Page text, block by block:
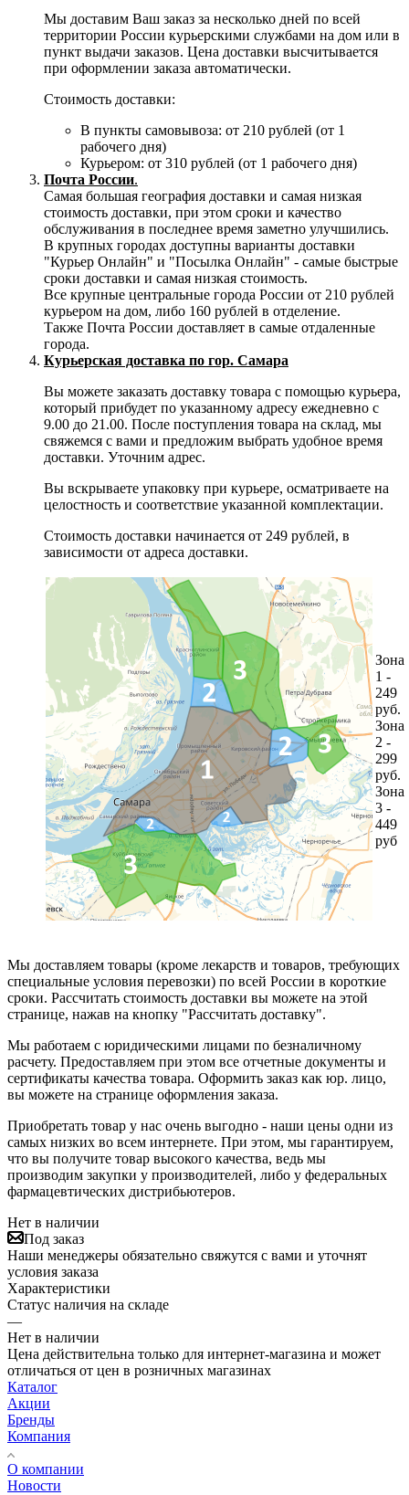
Мы доставим Ваш заказ за несколько дней по всей
территории России курьерскими службами на дом или в
пункт выдачи заказов. Цена доставки высчитывается
при оформлении заказа автоматически.
Стоимость доставки:
В пункты самовывоза: от 210 рублей (от 1
рабочего дня)
Курьером: от 310 рублей (от 1 рабочего дня)
Почта России.
Самая большая география доставки и самая низкая
стоимость доставки, при этом сроки и качество
обслуживания в последнее время заметно улучшились.
В крупных городах доступны варианты доставки
"Курьер Онлайн" и "Посылка Онлайн" - самые быстрые
сроки доставки и самая низкая стоимость.
Все крупные центральные города России от 210 рублей
курьером на дом, либо 160 рублей в отделение.
Также Почта России доставляет в самые отдаленные
города.
Курьерская доставка по гор. Самара
Вы можете заказать доставку товара с помощью курьера,
который прибудет по указанному адресу ежедневно с
9.00 до 21.00. После поступления товара на склад, мы
свяжемся с вами и предложим выбрать удобное время
доставки. Уточним адрес.
Вы вскрываете упаковку при курьере, осматриваете на
целостность и соответствие указанной комплектации.
Стоимость доставки начинается от 249 рублей, в
зависимости от адреса доставки.
Зона
1 -
249
руб.
Зона
2 -
299
руб.
Зона
3 -
449
руб
Мы доставляем товары (кроме лекарств и товаров, требующих
специальные условия перевозки) по всей России в короткие
сроки. Рассчитать стоимость доставки вы можете на этой
странице, нажав на кнопку "Рассчитать доставку".
Мы работаем с юридическими лицами по безналичному
расчету. Предоставляем при этом все отчетные документы и
сертификаты качества товара. Оформить заказ как юр. лицо,
вы можете на странице оформления заказа.
Приобретать товар у нас очень выгодно - наши цены одни из
самых низких во всем интернете. При этом, мы гарантируем,
что вы получите товар высокого качества, ведь мы
производим закупки у производителей, либо у федеральных
фармацевтических дистрибьютеров.
Нет в наличии
Под заказ
Наши менеджеры обязательно свяжутся с вами и уточнят
условия заказа
Характеристики
Статус наличия на складе
—
Нет в наличии
Цена действительна только для интернет-магазина и может
отличаться от цен в розничных магазинах
Каталог
Акции
Бренды
Компания
О компании
Новости